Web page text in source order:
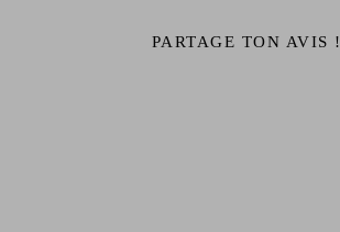
PARTAGE TON AVIS !